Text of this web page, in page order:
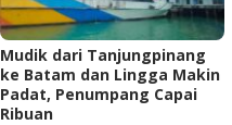
Mudik dari Tanjungpinang
ke Batam dan Lingga Makin
Padat, Penumpang Capai
Ribuan